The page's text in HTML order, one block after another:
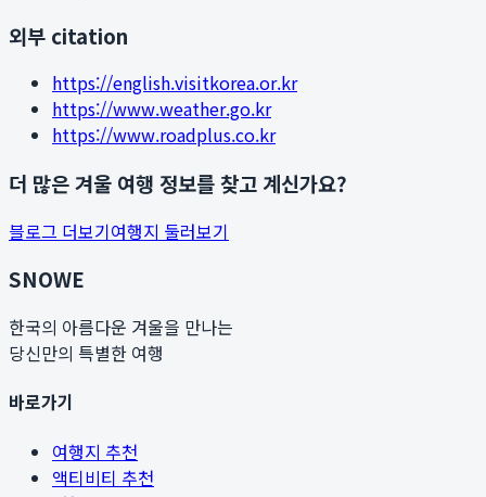
외부 citation
https://english.visitkorea.or.kr
https://www.weather.go.kr
https://www.roadplus.co.kr
더 많은 겨울 여행 정보를 찾고 계신가요?
블로그 더보기여행지 둘러보기
SNOWE
한국의 아름다운 겨울을 만나는
당신만의 특별한 여행
바로가기
여행지 추천
액티비티 추천